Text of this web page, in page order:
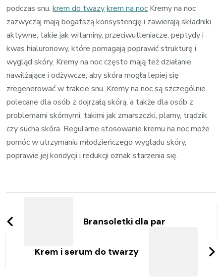
podczas snu.krem do twazy krem na noc Kremy na noc
zazwyczaj mają bogatszą konsystencję i zawierają składniki
aktywne, takie jak witaminy, przeciwutleniacze, peptydy i
kwas hialuronowy, które pomagają poprawić strukturę i
wygląd skóry. Kremy na noc często mają też działanie
nawilżające i odżywcze, aby skóra mogła lepiej się
zregenerować w trakcie snu. Kremy na noc są szczególnie
polecane dla osób z dojrzałą skórą, a także dla osób z
problemami skórnymi, takimi jak zmarszczki, plamy, trądzik
czy sucha skóra. Regularne stosowanie kremu na noc może
pomóc w utrzymaniu młodzieńczego wyglądu skóry,
poprawie jej kondycji i redukcji oznak starzenia się.
wpisy
Bransoletki dla par
Krem i serum do twarzy